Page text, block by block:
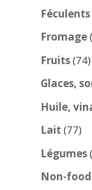
Féculents
Fromage
Fruits 7474
Glaces,
Huile,
Lait 7777
Légumes
Non-food